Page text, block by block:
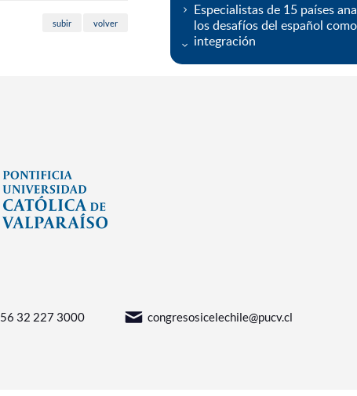
subir volver
Especialistas de 15 países
los desafíos del español
integración
56 32 227 3000 congresosicelechile@pucv.cl